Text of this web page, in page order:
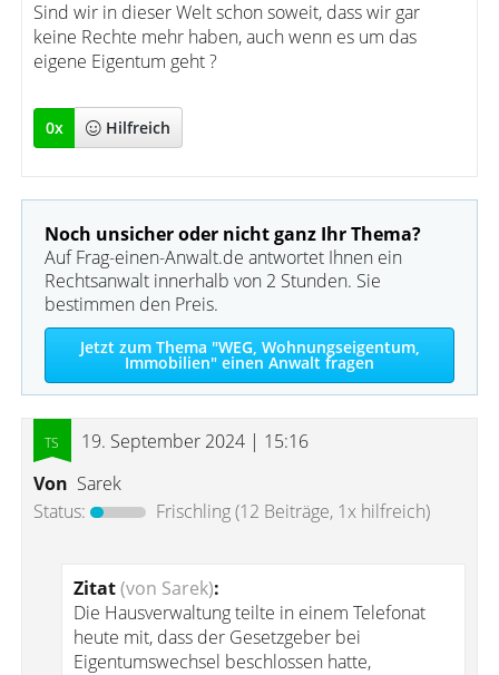
Sind wir in dieser Welt schon soweit, dass wir gar
keine Rechte mehr haben, auch wenn es um das
eigene Eigentum geht ?
0x Hilfreich
Noch unsicher oder nicht ganz Ihr Thema?
Auf Frag-einen-Anwalt.de antwortet Ihnen ein
Rechtsanwalt innerhalb von 2 Stunden. Sie
bestimmen den Preis.
Jetzt zum Thema "WEG, Wohnungseigentum,
Immobilien" einen Anwalt fragen
19. September 2024 | 15:16
Von Sarek
Status:
Frischling(12 Beiträge, 1x hilfreich)
Zitat(von Sarek):
Die Hausverwaltung teilte in einem Telefonat
heute mit, dass der Gesetzgeber bei
Eigentumswechsel beschlossen hatte,